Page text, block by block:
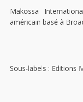
Makossa
américain basé à
Sous-labels : Editions